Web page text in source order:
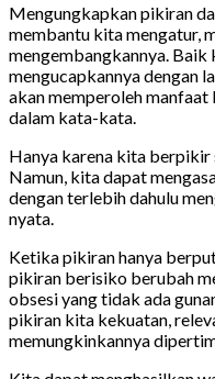
Mengungkapkan pikiran
membantu kita mengatur,
mengembangkannya.
mengucapkannya dengan
akan memperoleh manfaat
dalam kata-kata.
Hanya karena kita berpikir
Namun, kita dapat
dengan terlebih dahulu
nyata.
Ketika pikiran hanya
pikiran berisiko berubah
obsesi yang tidak ada
pikiran kita kekuatan,
memungkinkannya